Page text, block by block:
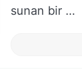
sunan bir …